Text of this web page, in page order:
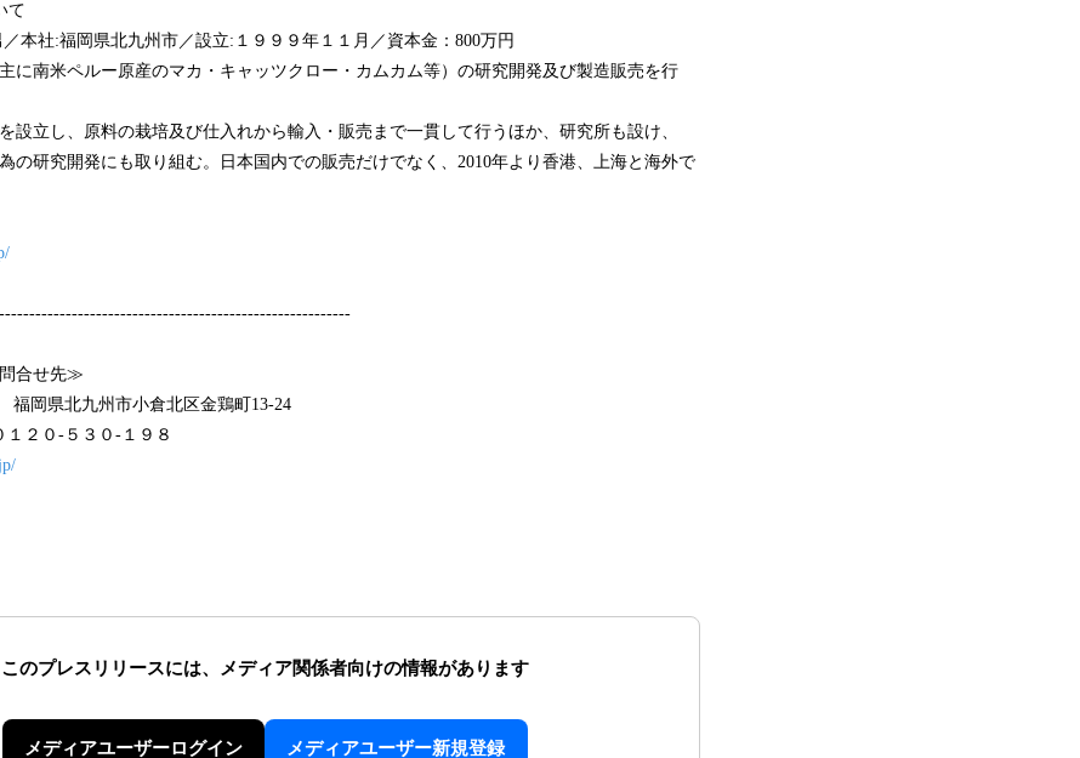
て
本社:福岡県北九州市／設立:１９９９年１１月／資本金：800万円
に南米ペルー原産のマカ・キャッツクロー・カムカム等）の研究開発及び製造販売を行
設立し、原料の栽培及び仕入れから輸入・販売まで一貫して行うほか、研究所も設け、
の研究開発にも取り組む。日本国内での販売だけでなく、2010年より香港、上海と海外で
合せ先≫
福岡県北九州市小倉北区金鶏町13-24
２０-５３０-１９８
このプレスリリースには、 メディア関係者向けの情報があります
メディアユーザーログイン メディアユーザー新規登録